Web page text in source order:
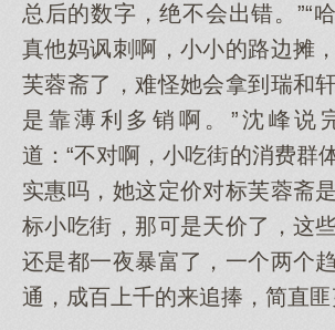
总后的数字，绝不会出错。”“
真他妈讽刺啊，小小的路边摊
芙蓉斋了，难怪她会拿到瑞和
是靠薄利多销啊。”沈峰说
道：“不对啊，小吃街的消费群
实惠吗，她这定价对标芙蓉斋
标小吃街，那可是天价了，这
还是都一夜暴富了，一个两个
通，成百上千的来追捧，简直匪